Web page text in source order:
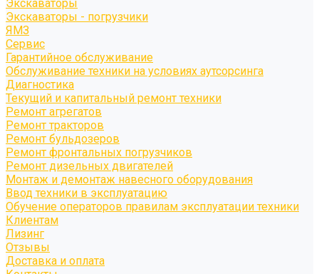
Экскаваторы
Экскаваторы - погрузчики
ЯМЗ
Сервис
Гарантийное обслуживание
Обслуживание техники на условиях аутсорсинга
Диагностика
Текущий и капитальный ремонт техники
Ремонт агрегатов
Ремонт тракторов
Ремонт бульдозеров
Ремонт фронтальных погрузчиков
Ремонт дизельных двигателей
Монтаж и демонтаж навесного оборудования
Ввод техники в эксплуатацию
Обучение операторов правилам эксплуатации техники
Клиентам
Лизинг
Отзывы
Доставка и оплата